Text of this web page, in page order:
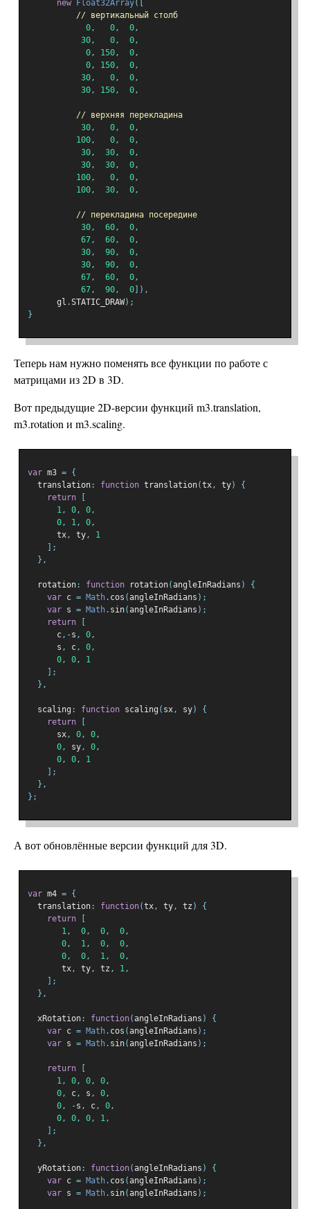
new
Float32Array([
// вертикальный столб
0, 0, 0,
30, 0, 0,
0, 150, 0,
0, 150, 0,
30, 0, 0,
30, 150, 0,
// верхняя перекладина
30, 0, 0,
100, 0, 0,
30, 30, 0,
30, 30, 0,
100, 0, 0,
100, 30, 0,
// перекладина посередине
30, 60, 0,
67, 60, 0,
30, 90, 0,
30, 90, 0,
67, 60, 0,
67, 90, 0 ]),
      gl
.STATIC_DRAW);
}
Теперь нам нужно поменять все функции по работе с
матрицами из 2D в 3D.
Вот предыдущие 2D-версии функций m3.translation,
m3.rotation и m3.scaling.
var m3 = {
  translation
: function translation(tx, ty)
{
return
1, 0, 0,
0, 1, 0,
      tx
, ty,
1
];
},
  rotation
: function rotation(angleInRadians )
{
var c = Math. cos (angleInRadians );
var s = Math. sin(angleInRadians );
return
      c
,-s , 0,
      s
, c, 0,
0, 0,
1
];
},
  scaling
: function scaling ( sx, sy)
{
return
      sx
, 0, 0,
0, sy, 0,
0, 0,
1
];
},
};
А вот обновлённые версии функций для 3D.
var m4 = {
  translation
: function(tx, ty, tz )
{
return
1, 0, 0, 0,
0, 1, 0, 0,
0, 0, 1, 0,
       tx
, ty, tz , 1,
];
},
  xRotation
: function(angleInRadians )
{
var c = Math. cos (angleInRadians );
var s = Math. sin(angleInRadians );
return
1, 0, 0, 0,
0, c, s , 0,
0, -s , c, 0,
0, 0, 0, 1,
];
},
  yRotation
: function(angleInRadians )
{
var c = Math. cos (angleInRadians );
var s = Math. sin(angleInRadians );